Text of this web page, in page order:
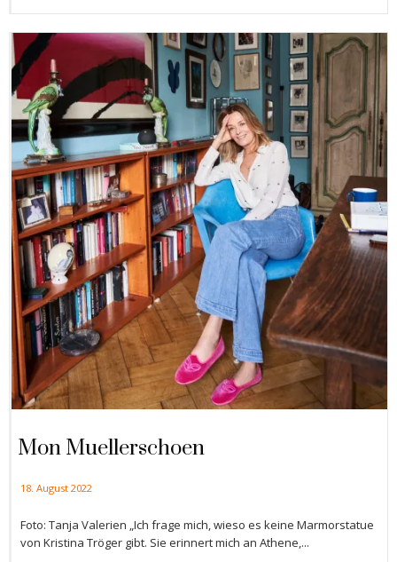
Mon Muellerschoen
18. August 2022
Foto: Tanja Valerien „Ich frage mich, wieso es keine Marmorstatue
von Kristina Tröger gibt. Sie erinnert mich an Athene,...